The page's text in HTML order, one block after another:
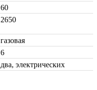
60
2650
газовая
6
два, электрических